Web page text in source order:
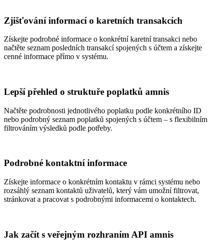
Zjišťování informací o karetních transakcích
Získejte podrobné informace o konkrétní karetní transakci nebo
načtěte seznam posledních transakcí spojených s účtem a získejte
cenné informace přímo v systému.
Lepší přehled o struktuře poplatků amnis
Načtěte podrobnosti jednotlivého poplatku podle konkrétního ID
nebo podrobný seznam poplatků spojených s účtem – s flexibilním
filtrováním výsledků podle potřeby.
Podrobné kontaktní informace
Získejte informace o konkrétním kontaktu v rámci systému nebo
rozsáhlý seznam kontaktů uživatelů, který vám umožní filtrovat,
stránkovat a pracovat s podrobnými informacemi o kontaktech.
Jak začít s veřejným rozhraním API amnis